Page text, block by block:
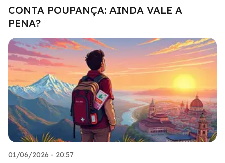
CONTA POUPANÇA: AINDA VALE A
PENA?
01/06/2026 - 20:57